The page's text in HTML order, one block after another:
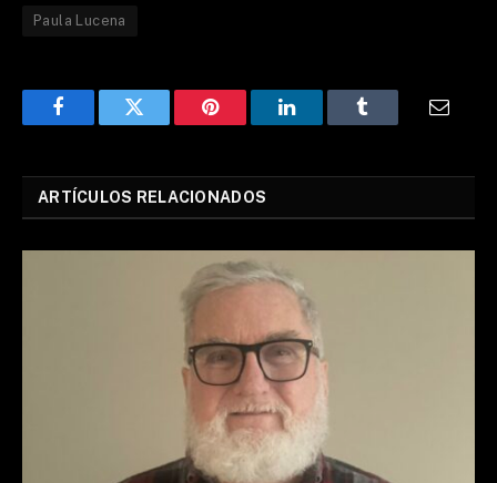
Paula Lucena
FacebookTwitter Pinterest LinkedInTumblr Email
ARTÍCULOS RELACIONADOS